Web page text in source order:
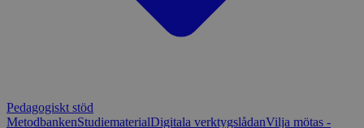
Pedagogiskt stöd
MetodbankenStudiematerialDigitala verktygslådanVilja mötas -